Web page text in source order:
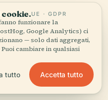
da abbinare.
Dubai Mall
PLACE
Princess Tower
di Dubai
UE · GDPR
funzionare la
Google Analytics) ci
— solo dati aggregati,
cambiare in qualsiasi
tutto Accetta tutto